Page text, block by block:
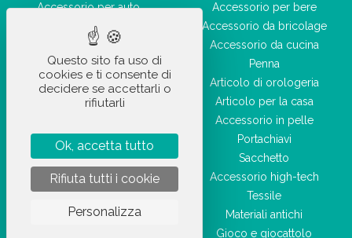
Accessorio per auto
Forniture per ufficio
Accessorio quotidiano
Articolo ricreativo
Articolo sportivo
Prodotto di igiene e salute
Accessorio di bellezza
Accessorio per bere
Accessorio da bricolage
Accessorio da cucina
Penna
Articolo di orologeria
Articolo per la casa
Accessorio in pelle
Portachiavi
Sacchetto
Accessorio high-tech
Tessile
Materiali antichi
Gioco e giocattolo
Questo sito fa uso di
cookies e ti consente di
decidere se accettarli o
rifiutarli
Ok, accetta tutto
Rifiuta tutti i cookie
Personalizza